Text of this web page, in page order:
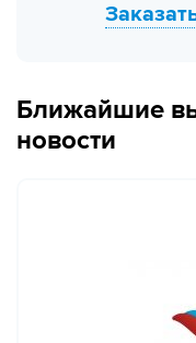
Ближайшие
новости